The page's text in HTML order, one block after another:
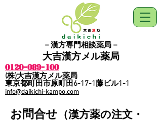
－漢方専門相談薬局－
​大吉漢方メル薬局
0120-089-100
​(株)大吉漢方メル薬局
​東京都町田市原町田6-17-1藤ビル1-1
info@daikichi-kampo.com
​お問合せ （漢方薬の注文・